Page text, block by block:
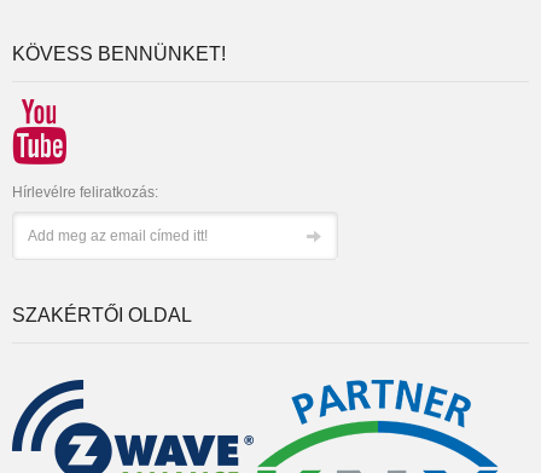
KÖVESS BENNÜNKET!
Hírlevélre feliratkozás:
SZAKÉRTŐI OLDAL